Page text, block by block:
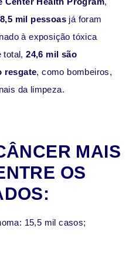
mil pessoas já foram
à exposição tóxica
total,24,6 mil são
resgate, como bombeiros,
da limpeza.
MAIS
OS
15,5 mil casos;